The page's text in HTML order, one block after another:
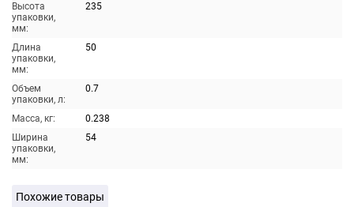
Высота
упаковки,
мм:
235
Длина
упаковки,
мм:
50
Объем
упаковки, л:
0.7
Масса, кг:
0.238
Ширина
упаковки,
мм:
54
Похожие товары